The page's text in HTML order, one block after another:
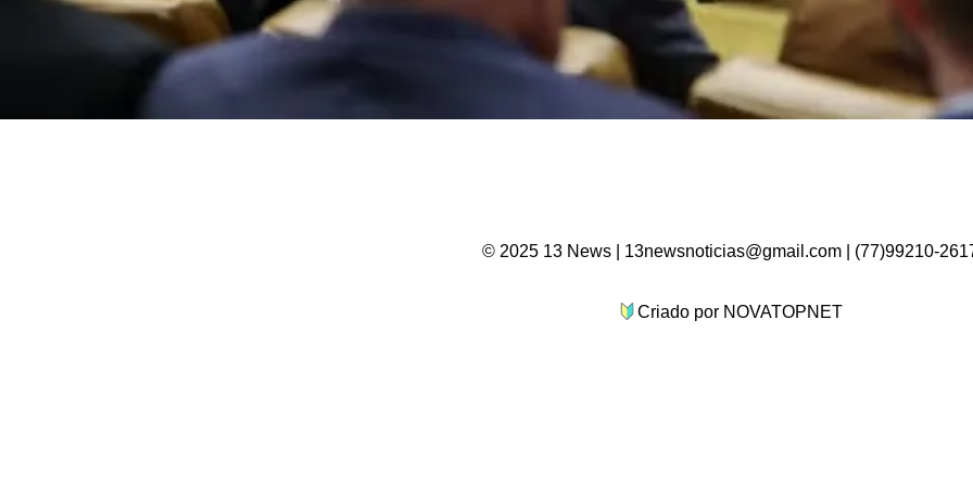
© 2025 13 News | 13newsnoticias@gmail.com | (77)99210-
Criado por NOVATOPNET